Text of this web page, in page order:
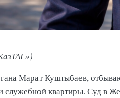
Марат Куштыбаев,
служебной квартиры. Суд в